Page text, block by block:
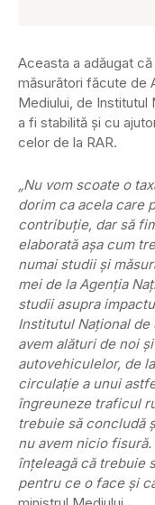
Aceasta a adăugat
măsurători făcute de
Mediului, de Institutul
a fi stabilită şi cu
celor de la RAR.
„Nu vom scoate o
dorim ca acela care
contribuţie, dar să
elaborată aşa cum
numai studii şi
mei de la Agenţia
studii asupra
Institutul Naţional de
avem alături de noi
autovehiculelor, de
circulaţie a unui
îngreuneze traficul
trebuie să concludă
nu avem nicio
înţeleagă că trebuie
pentru ce o face şi